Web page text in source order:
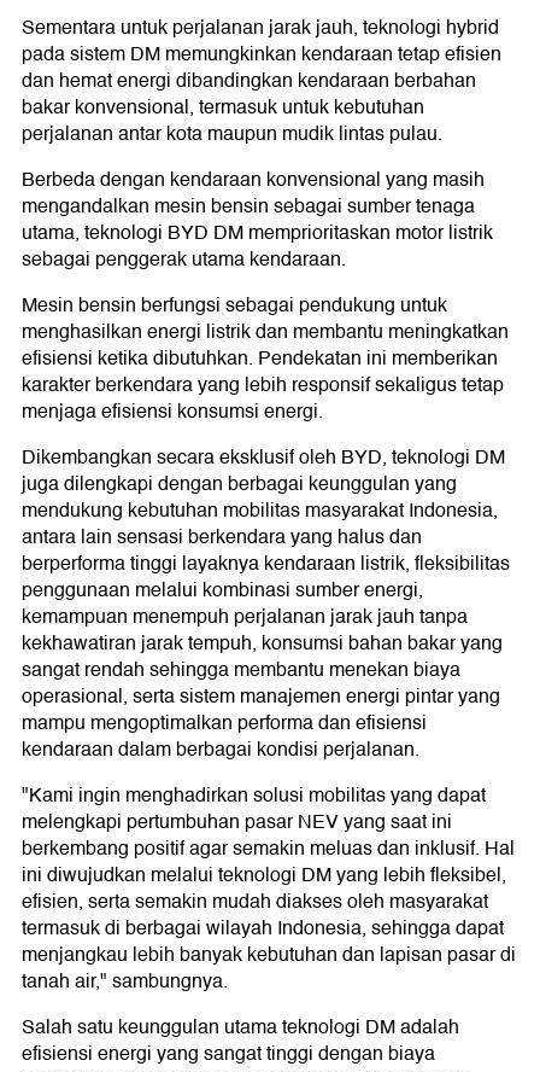
Sementara untuk perjalanan jarak jauh, teknologi hybrid
pada sistem DM memungkinkan kendaraan tetap efisien
dan hemat energi dibandingkan kendaraan berbahan
bakar konvensional, termasuk untuk kebutuhan
perjalanan antar kota maupun mudik lintas pulau.
Berbeda dengan kendaraan konvensional yang masih
mengandalkan mesin bensin sebagai sumber tenaga
utama, teknologi BYD DM memprioritaskan motor listrik
sebagai penggerak utama kendaraan.
Mesin bensin berfungsi sebagai pendukung untuk
menghasilkan energi listrik dan membantu meningkatkan
efisiensi ketika dibutuhkan. Pendekatan ini memberikan
karakter berkendara yang lebih responsif sekaligus tetap
menjaga efisiensi konsumsi energi.
Dikembangkan secara eksklusif oleh BYD, teknologi DM
juga dilengkapi dengan berbagai keunggulan yang
mendukung kebutuhan mobilitas masyarakat Indonesia,
antara lain sensasi berkendara yang halus dan
berperforma tinggi layaknya kendaraan listrik, fleksibilitas
penggunaan melalui kombinasi sumber energi,
kemampuan menempuh perjalanan jarak jauh tanpa
kekhawatiran jarak tempuh, konsumsi bahan bakar yang
sangat rendah sehingga membantu menekan biaya
operasional, serta sistem manajemen energi pintar yang
mampu mengoptimalkan performa dan efisiensi
kendaraan dalam berbagai kondisi perjalanan.
"Kami ingin menghadirkan solusi mobilitas yang dapat
melengkapi pertumbuhan pasar NEV yang saat ini
berkembang positif agar semakin meluas dan inklusif. Hal
ini diwujudkan melalui teknologi DM yang lebih fleksibel,
efisien, serta semakin mudah diakses oleh masyarakat
termasuk di berbagai wilayah Indonesia, sehingga dapat
menjangkau lebih banyak kebutuhan dan lapisan pasar di
tanah air," sambungnya.
Salah satu keunggulan utama teknologi DM adalah
efisiensi energi yang sangat tinggi dengan biaya